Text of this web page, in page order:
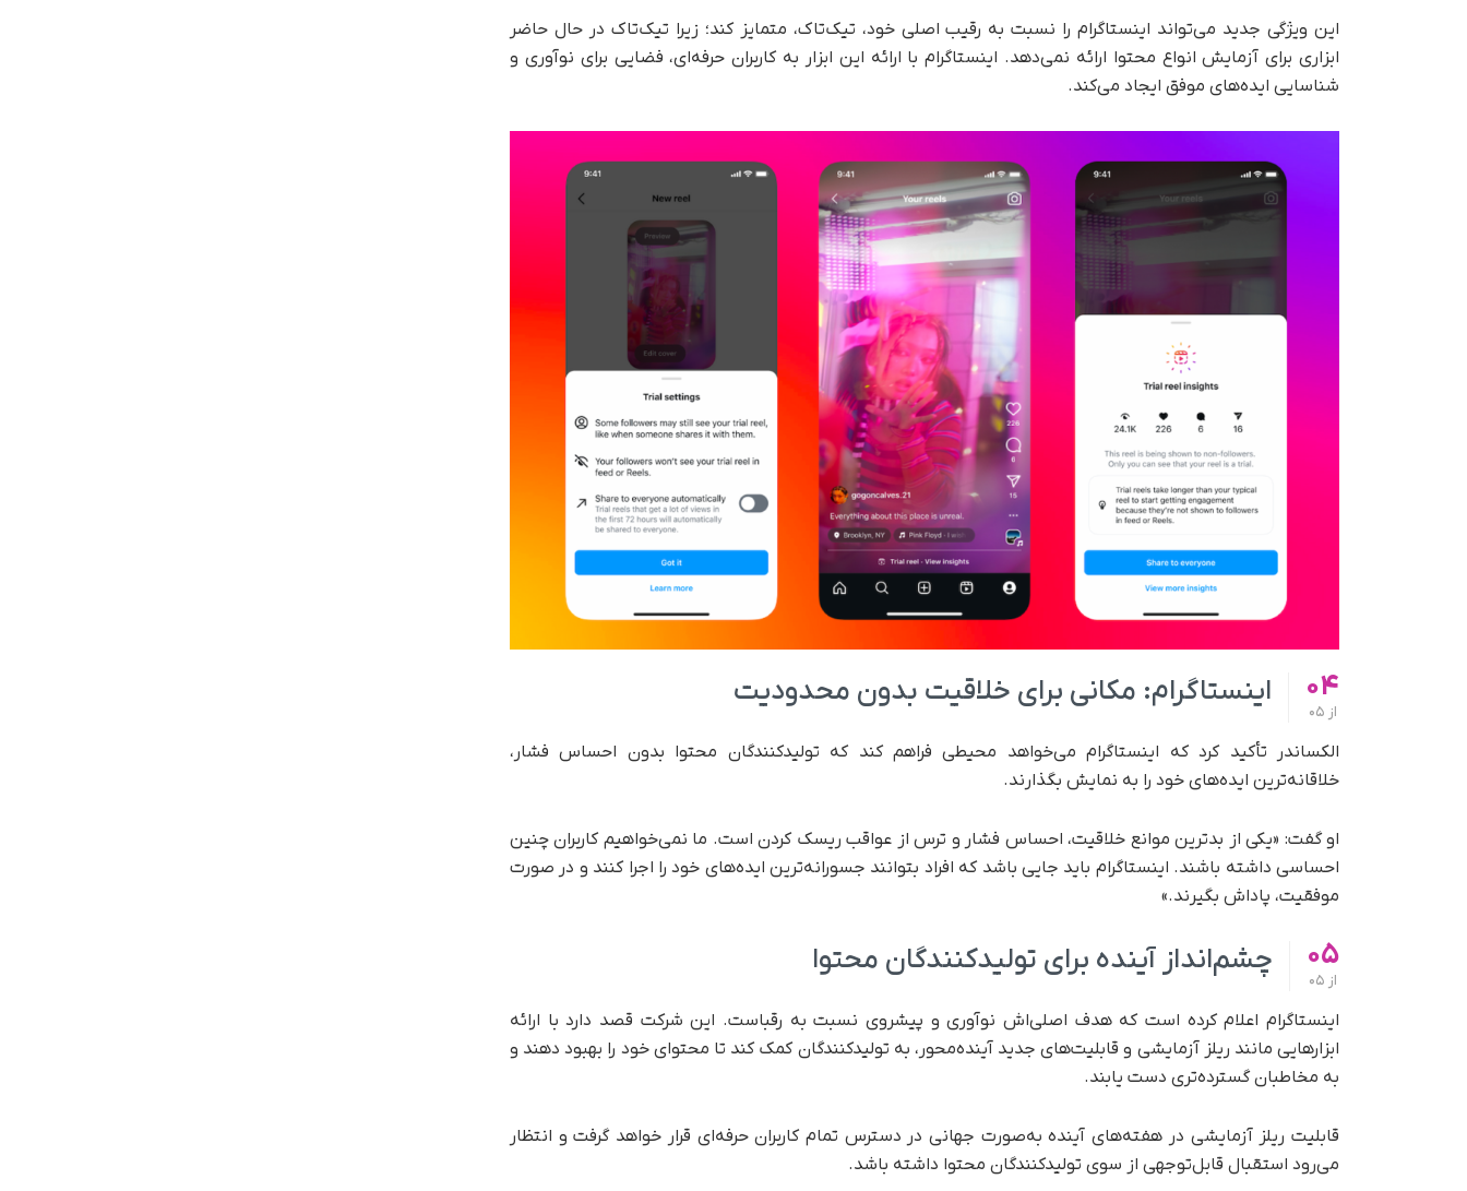
این ویژگی جدید می‌تواند اینستاگرام را نسبت به رقیب اصلی خود، تیک‌تاک، متمایز کند؛ زیرا تیک‌تاک در حال حاضر
ابزاری برای آزمایش انواع محتوا ارائه نمی‌دهد. اینستاگرام با ارائه این ابزار به کاربران حرفه‌ای، فضایی برای نوآوری و
شناسایی ایده‌های موفق ایجاد می‌کند.
04
از
اینستاگرام: مکانی برای خلاقیت بدون محدودیت
الکساندر تأکید کرد که اینستاگرام می‌خواهد محیطی فراهم کند که تولیدکنندگان محتوا بدون احساس فشار،
خلاقانه‌ترین ایده‌های خود را به نمایش بگذارند.
او گفت: «یکی از بدترین موانع خلاقیت، احساس فشار و ترس از عواقب ریسک کردن است. ما نمی‌خواهیم کاربران چنین
احساسی داشته باشند. اینستاگرام باید جایی باشد که افراد بتوانند جسورانه‌ترین ایده‌های خود را اجرا کنند و در صورت
موفقیت، پاداش بگیرند.»
05
از
چشم‌انداز آینده برای تولیدکنندگان محتوا
اینستاگرام اعلام کرده است که هدف اصلی‌اش نوآوری و پیشروی نسبت به رقباست. این شرکت قصد دارد با ارائه
ابزارهایی مانند ریلز آزمایشی و قابلیت‌های جدید آینده‌محور، به تولیدکنندگان کمک کند تا محتوای خود را بهبود دهند و
به مخاطبان گسترده‌تری دست یابند.
قابلیت ریلز آزمایشی در هفته‌های آینده به‌صورت جهانی در دسترس تمام کاربران حرفه‌ای قرار خواهد گرفت و انتظار
می‌رود استقبال قابل‌توجهی از سوی تولیدکنندگان محتوا داشته باشد.